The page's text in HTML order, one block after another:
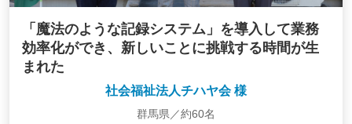
「魔法のような記録システム」を導入して業務
効率化ができ、新しいことに挑戦する時間が生
まれた
社会福祉法人チハヤ会 様
群馬県／約60名